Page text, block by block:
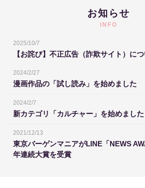
お知らせ
INFO
2025/10/7
【お詫び】不正広告（詐欺サイト）に
2024/2/27
漫画作品の「試し読み」を始めました
2024/2/7
新カテゴリ「カルチャー」を始めました
2021/12/13
東京バーゲンマニアがLINE「NEWS
年連続大賞を受賞